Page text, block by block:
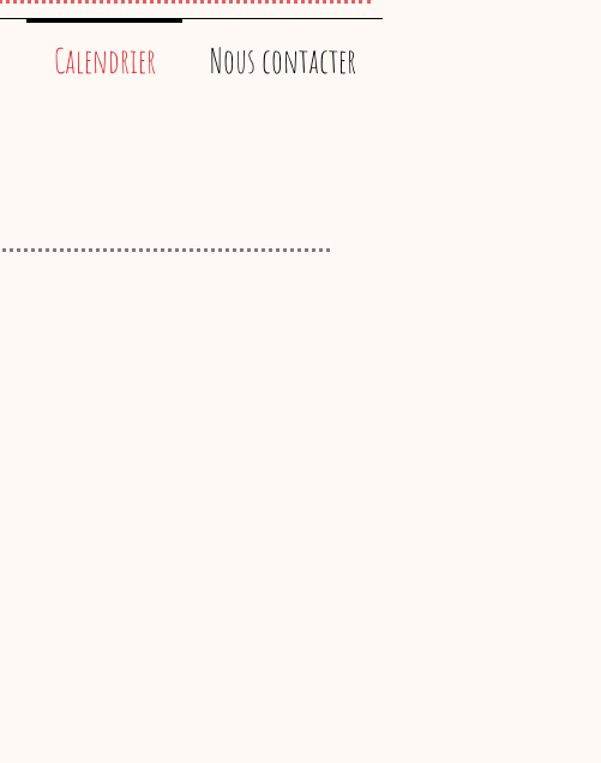
Calendrier Nous contacter